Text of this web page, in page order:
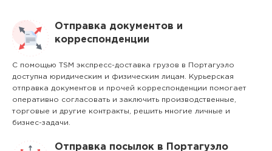
Отправка документов и
корреспонденции
С помощью TSM экспресс-доставка грузов в Портагуэло
доступна юридическим и физическим лицам. Курьерская
отправка документов и прочей корреспонденции помогает
оперативно согласовать и заключить производственные,
торговые и другие контракты, решить многие личные и
бизнес-задачи.
Отправка посылок в Портагуэло